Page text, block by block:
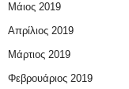
Μάιος 2019
Απρίλιος 2019
Μάρτιος 2019
Φεβρουάριος 2019